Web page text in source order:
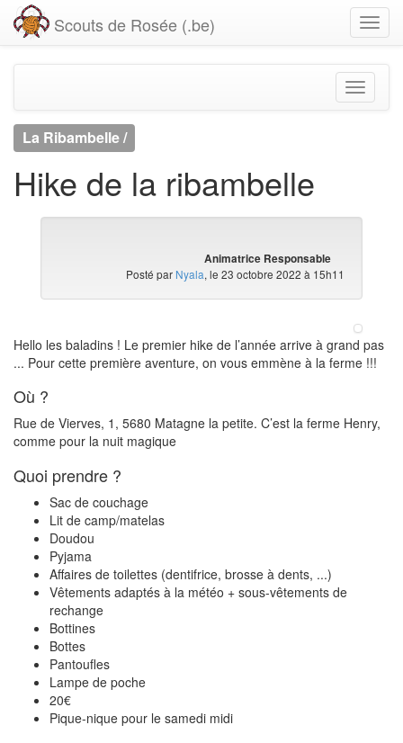
Scouts de Rosée (.be)
La Ribambelle /
Hike de la ribambelle
Animatrice Responsable
Posté par Nyala, le 23 octobre 2022 à 15h11
Hello les baladins ! Le premier hike de l’année arrive à grand pas
... Pour cette première aventure, on vous emmène à la ferme !!!
Où ?
Rue de Vierves, 1, 5680 Matagne la petite. C’est la ferme Henry,
comme pour la nuit magique
Quoi prendre ?
Sac de couchage
Lit de camp/matelas
Doudou
Pyjama
Affaires de toilettes (dentifrice, brosse à dents, ...)
Vêtements adaptés à la météo + sous-vêtements de
rechange
Bottines
Bottes
Pantoufles
Lampe de poche
20€
Pique-nique pour le samedi midi